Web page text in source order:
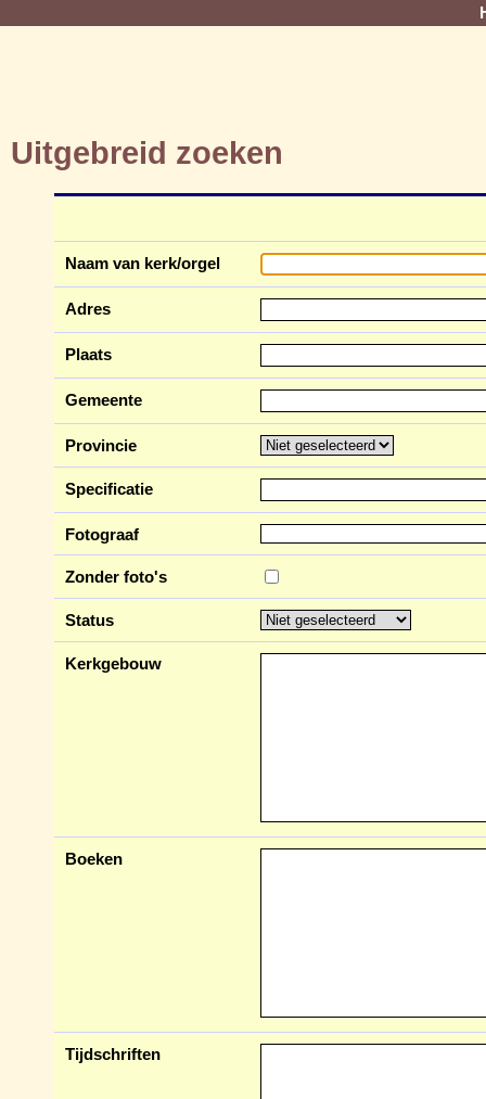
Uitgebreid zoeken
Naam van kerk/orgel
Adres
Plaats
Gemeente
Provincie
Specificatie
Fotograaf
Zonder foto's
Status
Kerkgebouw
Boeken
Tijdschriften